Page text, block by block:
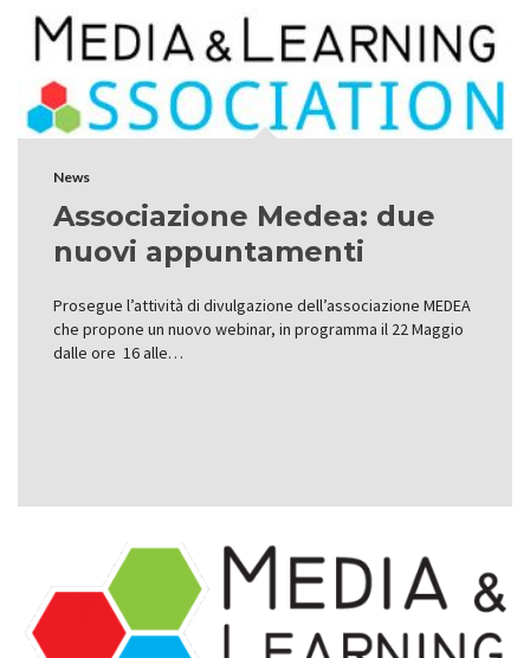
News
Associazione Medea: due
nuovi appuntamenti
Prosegue l’attività di divulgazione dell’associazione MEDEA
che propone un nuovo webinar, in programma il 22 Maggio
dalle ore 16 alle…